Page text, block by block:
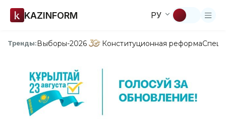
KAZINFORM РУ
Тренды:Выборы-2026 Конституционная реформа